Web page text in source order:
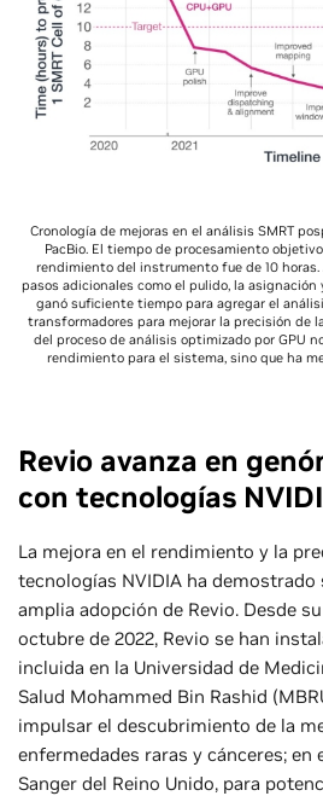
Cronología de mejoras en el análisis SMRT
PacBio. El tiempo de procesamiento
rendimiento del instrumento fue de 10
pasos adicionales como el pulido, la asignación
ganó suficiente tiempo para agregar el
transformadores para mejorar la precisión de
del proceso de análisis optimizado por GPU
rendimiento para el sistema, sino que ha
Revio avanza en
con tecnologías
La mejora en el rendimiento y la
tecnologías NVIDIA ha demostrado
amplia adopción de Revio. Desde
octubre de 2022, Revio se han
incluida en la Universidad de
Salud Mohammed Bin Rashid
impulsar el descubrimiento de la
enfermedades raras y cánceres;
Sanger del Reino Unido, para